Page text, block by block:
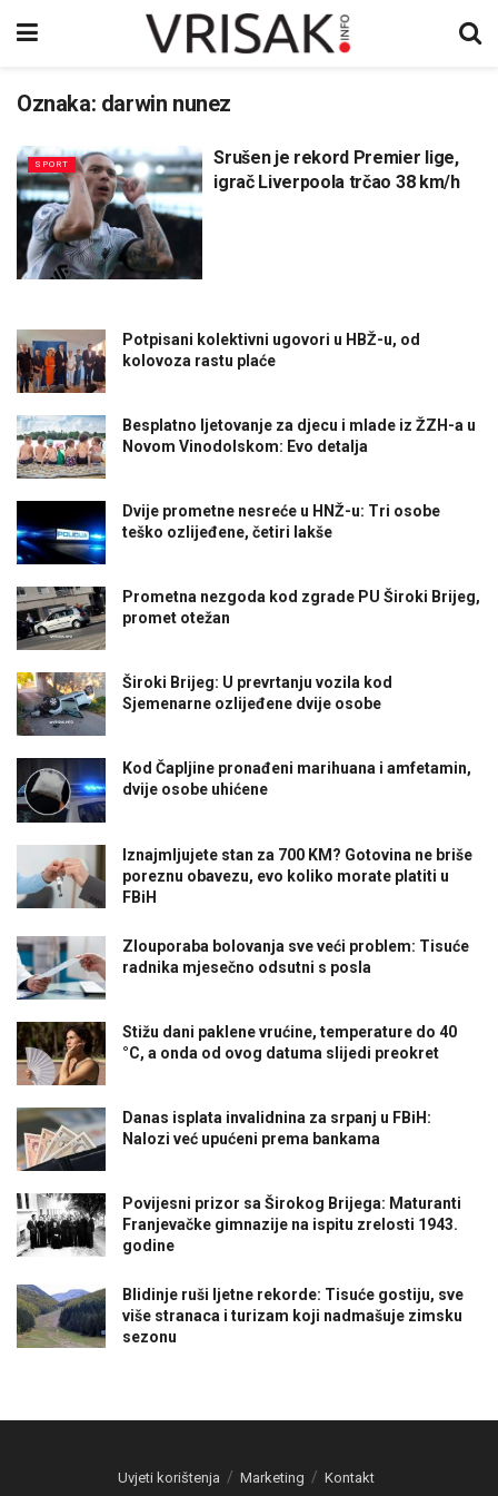
Oznaka: darwin nunez
SPORT
Srušen je rekord Premier lige,
igrač Liverpoola trčao 38 km/h
Potpisani kolektivni ugovori u HBŽ-u, od
kolovoza rastu plaće
Besplatno ljetovanje za djecu i mlade iz ŽZH-a u
Novom Vinodolskom: Evo detalja
Dvije prometne nesreće u HNŽ-u: Tri osobe
teško ozlijeđene, četiri lakše
Prometna nezgoda kod zgrade PU Široki Brijeg,
promet otežan
Široki Brijeg: U prevrtanju vozila kod
Sjemenarne ozlijeđene dvije osobe
Kod Čapljine pronađeni marihuana i amfetamin,
dvije osobe uhićene
Iznajmljujete stan za 700 KM? Gotovina ne briše
poreznu obavezu, evo koliko morate platiti u
FBiH
Zlouporaba bolovanja sve veći problem: Tisuće
radnika mjesečno odsutni s posla
Stižu dani paklene vrućine, temperature do 40
°C, a onda od ovog datuma slijedi preokret
Danas isplata invalidnina za srpanj u FBiH:
Nalozi već upućeni prema bankama
Povijesni prizor sa Širokog Brijega: Maturanti
Franjevačke gimnazije na ispitu zrelosti 1943.
godine
Blidinje ruši ljetne rekorde: Tisuće gostiju, sve
više stranaca i turizam koji nadmašuje zimsku
sezonu
Uvjeti korištenja Marketing Kontakt